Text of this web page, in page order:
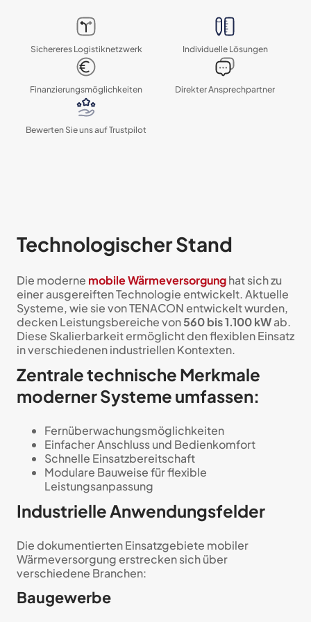
Sichereres Logistik­netzwerk Individuelle Lösungen
Finanzierungs­möglichkeiten Direkter Ansprechpartner
Bewerten Sie uns auf Trustpilot
Technologischer Stand
Die moderne mobile Wärmeversorgunghat sich zu
einer ausgereiften Technologie entwickelt. Aktuelle
Systeme, wie sie von TENACON entwickelt wurden,
decken Leistungsbereiche von560 bis 1.100 kWab.
Diese Skalierbarkeit ermöglicht den flexiblen Einsatz
in verschiedenen industriellen Kontexten.
Zentrale technische Merkmale
moderner Systeme umfassen:
Fernüberwachungsmöglichkeiten
Einfacher Anschluss und Bedienkomfort
Schnelle Einsatzbereitschaft
Modulare Bauweise für flexible
Leistungsanpassung
Industrielle Anwendungsfelder
Die dokumentierten Einsatzgebiete mobiler
Wärmeversorgung erstrecken sich über
verschiedene Branchen:
Baugewerbe